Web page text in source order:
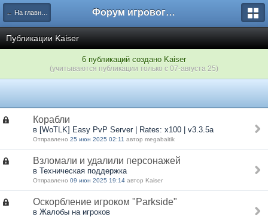
← На главную Форум игрового проекта Riverrise
Публикации Kaiser
6 публикаций создано Kaiser
(учитываются публикации только с 07-августа 25)
Корабли
в [WoTLK] Easy PvP Server | Rates: x100 | v3.3.5a
Отправлено 25 июн 2025 02:11 автор megabaitik
Взломали и удалили персонажей
в Техническая поддержка
Отправлено 09 июн 2025 19:14 автор Kaiser
Оскорбление игроком "Parkside"
в Жалобы на игроков